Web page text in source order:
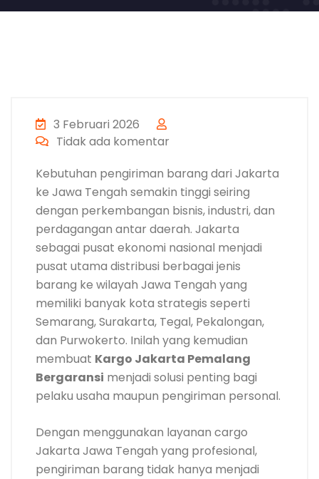
3 Februari 2026
Tidak ada komentar
Kebutuhan pengiriman barang dari Jakarta
ke Jawa Tengah semakin tinggi seiring
dengan perkembangan bisnis, industri, dan
perdagangan antar daerah. Jakarta
sebagai pusat ekonomi nasional menjadi
pusat utama distribusi berbagai jenis
barang ke wilayah Jawa Tengah yang
memiliki banyak kota strategis seperti
Semarang, Surakarta, Tegal, Pekalongan,
dan Purwokerto. Inilah yang kemudian
membuat Kargo Jakarta Pemalang
Bergaransi menjadi solusi penting bagi
pelaku usaha maupun pengiriman personal.
Dengan menggunakan layanan cargo
Jakarta Jawa Tengah yang profesional,
pengiriman barang tidak hanya menjadi